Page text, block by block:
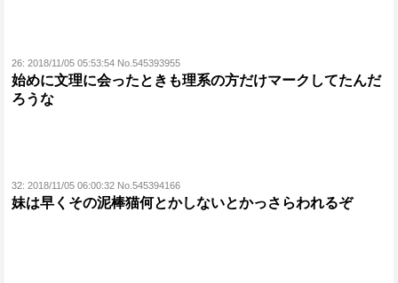
26: 2018/11/05 05:53:54 No.545393955
始めに文理に会ったときも理系の方だけマークしてたんだ
ろうな
32: 2018/11/05 06:00:32 No.545394166
妹は早くその泥棒猫何とかしないとかっさらわれるぞ